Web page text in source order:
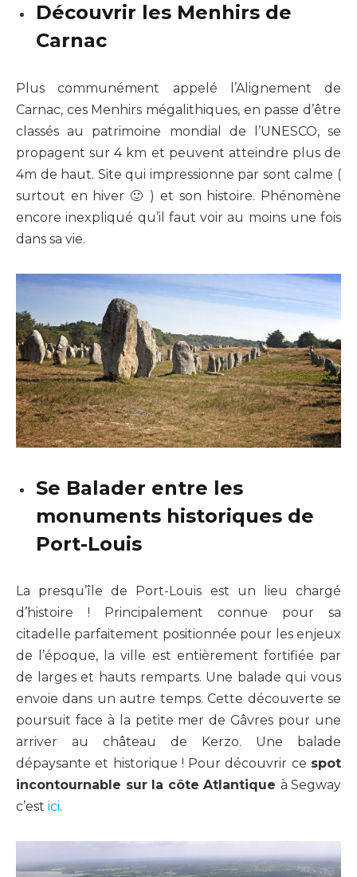
Découvrir les Menhirs de
Carnac
Plus communément appelé l’Alignement de
Carnac, ces Menhirs mégalithiques, en passe d’être
classés au patrimoine mondial de l’UNESCO, se
propagent sur 4 km et peuvent atteindre plus de
4m de haut. Site qui impressionne par sont calme (
surtout en hiver 🙂 ) et son histoire. Phénomène
encore inexpliqué qu’il faut voir au moins une fois
dans sa vie.
Se Balader entre les
monuments historiques de
Port-Louis
La presqu’île de Port-Louis est un lieu chargé
d’histoire ! Principalement connue pour sa
citadelle parfaitement positionnée pour les enjeux
de l’époque, la ville est entièrement fortifiée par
de larges et hauts remparts. Une balade qui vous
envoie dans un autre temps. Cette découverte se
poursuit face à la petite mer de Gâvres pour une
arriver au château de Kerzo. Une balade
dépaysante et historique ! Pour découvrir ce spot
incontournable sur la côte Atlantique à Segway
c’est ici.